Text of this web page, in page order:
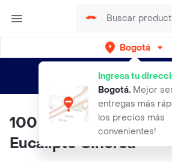
Bogotá
Ingresa tu
Bogotá. Mejor
entregas más
los precios más
convenientes!
envíos gratis por semanas
100 Semillas
Eucalipto Cinerea